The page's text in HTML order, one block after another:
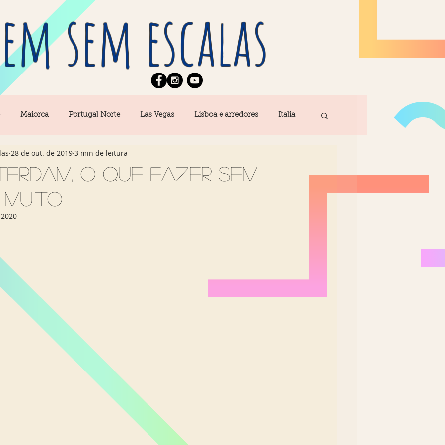
sem escalas
Maiorca Portugal Norte Las Vegas Lisboa e arredores Italia
News Berlim Algarve
Açores
o que fazer sem
28 de out. de 2019 3 min de leitura